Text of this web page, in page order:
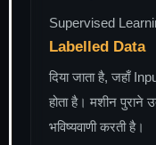
Supervised
Labelled Data
दिया जाता है, जहाँ
होता है। मशीन पुराने
भविष्यवाणी करती है।